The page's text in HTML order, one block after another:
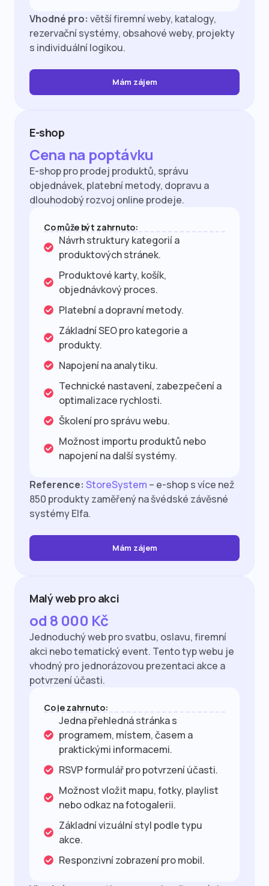
Vhodné pro: větší firemní weby, katalogy,
rezervační systémy, obsahové weby, projekty
s individuální logikou.
Mám zájem
E-shop
Cena na poptávku
E-shop pro prodej produktů, správu
objednávek, platební metody, dopravu a
dlouhodobý rozvoj online prodeje.
Co může být zahrnuto:
Návrh struktury kategorií a
produktových stránek.
Produktové karty, košík,
objednávkový proces.
Platební a dopravní metody.
Základní SEO pro kategorie a
produkty.
Napojení na analytiku.
Technické nastavení, zabezpečení a
optimalizace rychlosti.
Školení pro správu webu.
Možnost importu produktů nebo
napojení na další systémy.
Reference: StoreSystem – e-shop s více než
850 produkty zaměřený na švédské závěsné
systémy Elfa.
Mám zájem
Malý web pro akci
od 8 000 Kč
Jednoduchý web pro svatbu, oslavu, firemní
akci nebo tematický event. Tento typ webu je
vhodný pro jednorázovou prezentaci akce a
potvrzení účasti.
Co je zahrnuto:
Jedna přehledná stránka s
programem, místem, časem a
praktickými informacemi.
RSVP formulář pro potvrzení účasti.
Možnost vložit mapu, fotky, playlist
nebo odkaz na fotogalerii.
Základní vizuální styl podle typu
akce.
Responzivní zobrazení pro mobil.